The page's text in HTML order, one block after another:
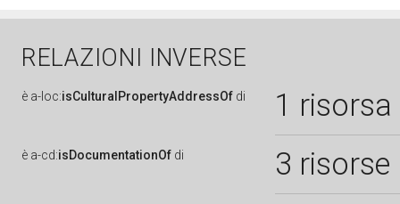
RELAZIONI INVERSE
è a-loc:isCulturalPropertyAddressOf di 1 risorsa
è a-cd:isDocumentationOf di 3 risorse